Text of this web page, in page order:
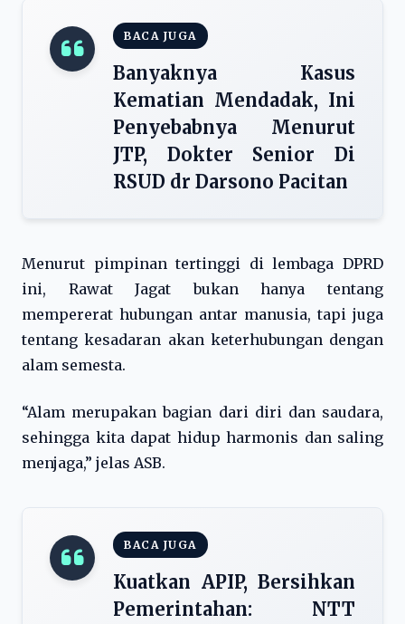
BACA JUGA
Banyaknya Kasus
Kematian Mendadak, Ini
Penyebabnya Menurut
JTP, Dokter Senior Di
RSUD dr Darsono Pacitan
Menurut pimpinan tertinggi di lembaga DPRD
ini, Rawat Jagat bukan hanya tentang
mempererat hubungan antar manusia, tapi juga
tentang kesadaran akan keterhubungan dengan
alam semesta.
“Alam merupakan bagian dari diri dan saudara,
sehingga kita dapat hidup harmonis dan saling
menjaga,” jelas ASB.
BACA JUGA
Kuatkan APIP, Bersihkan
Pemerintahan: NTT